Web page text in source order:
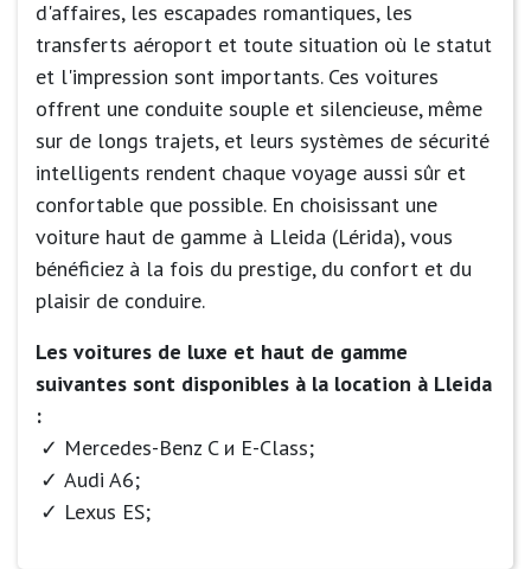
d'affaires, les escapades romantiques, les
transferts aéroport et toute situation où le statut
et l'impression sont importants. Ces voitures
offrent une conduite souple et silencieuse, même
sur de longs trajets, et leurs systèmes de sécurité
intelligents rendent chaque voyage aussi sûr et
confortable que possible. En choisissant une
voiture haut de gamme à Lleida (Lérida), vous
bénéficiez à la fois du prestige, du confort et du
plaisir de conduire.
Les voitures de luxe et haut de gamme
suivantes sont disponibles à la location à Lleida
:
Mercedes-Benz C и E-Class;
Audi A6;
Lexus ES;